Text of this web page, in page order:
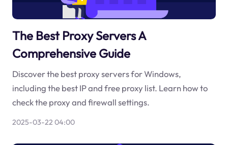
The Best Proxy Servers A
Comprehensive Guide
Discover the best proxy servers for Windows,
including the best IP and free proxy list. Learn how to
check the proxy and firewall settings.
2025-03-22 04:00